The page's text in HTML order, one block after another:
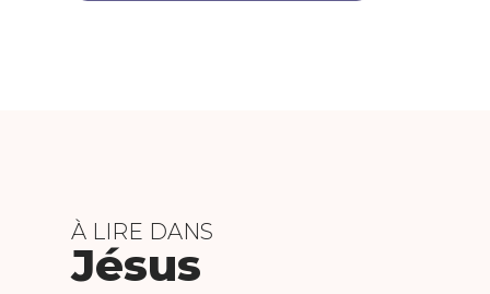
À LIRE DANS
Jésus